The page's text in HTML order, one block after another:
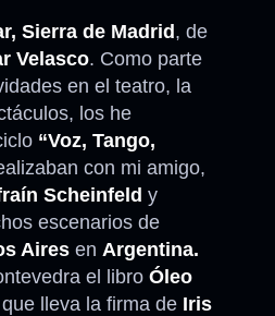
Sierra de Madrid, de
Velasco. Como parte
en el teatro, la
los he
“Voz, Tango,
con mi amigo,
Scheinfeld y
escenarios de
Aires en Argentina.
el libro Óleo
que lleva la firma de Iris